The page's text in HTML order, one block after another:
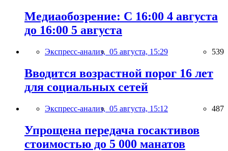
Медиаобозрение: С 16:00 4 августа
до 16:00 5 августа
Экспресс-анализ, 05 августа, 15:29 539
Вводится возрастной порог 16 лет
для социальных сетей
Экспресс-анализ, 05 августа, 15:12 487
Упрощена передача госактивов
стоимостью до 5 000 манатов